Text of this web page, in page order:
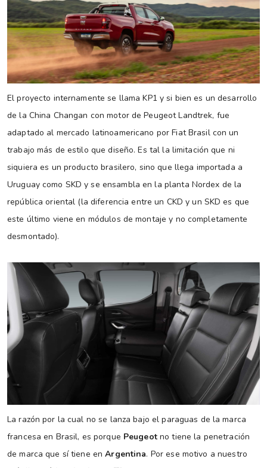
El proyecto internamente se llama KP1 y si bien es un desarrollo
de la China Changan con motor de Peugeot Landtrek, fue
adaptado al mercado latinoamericano por Fiat Brasil con un
trabajo más de estilo que diseño. Es tal la limitación que ni
siquiera es un producto brasilero, sino que llega importada a
Uruguay como SKD y se ensambla en la planta Nordex de la
república oriental (la diferencia entre un CKD y un SKD es que
este último viene en módulos de montaje y no completamente
desmontado).
La razón por la cual no se lanza bajo el paraguas de la marca
francesa en Brasil, es porque Peugeotno tiene la penetración
de marca que sí tiene enArgentina. Por ese motivo a nuestro